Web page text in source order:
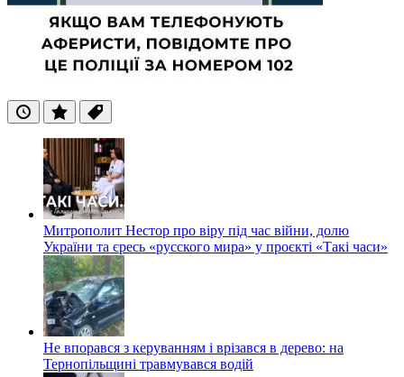
ОстанніПопулярні
Теги
Митрополит Нестор про віру під час війни, долю
України та єресь «русского мира» у проєкті «Такі часи»
Не впорався з керуванням і врізався в дерево: на
Тернопільщині травмувався водій